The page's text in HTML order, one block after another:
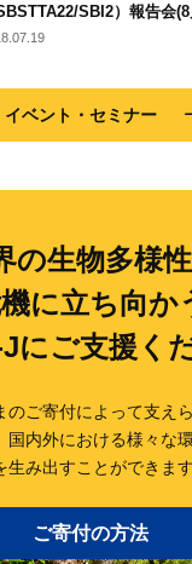
SBSTTA22/SBI2）報告会
イベント・セミナー
の生物多様
に立ち向か
にご支援く
ご寄付によって支え
国内外における様々な
生み出すことができます
ご寄付の方法